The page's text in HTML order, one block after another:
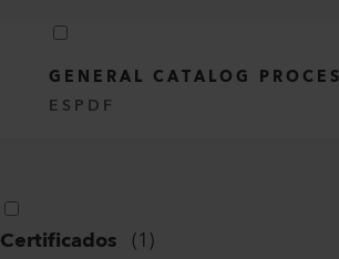
GENERAL CATALOG
ES PDF
Certificados (1)